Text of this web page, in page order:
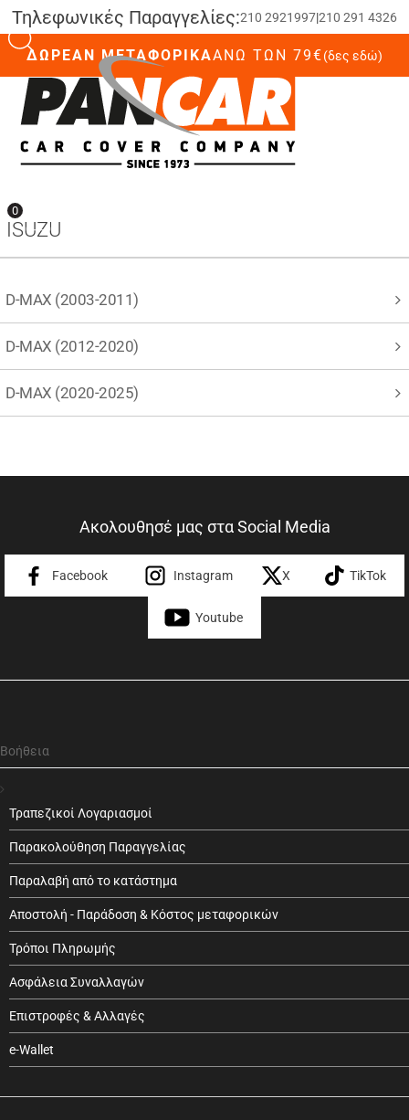
Τηλεφωνικές Παραγγελίες:210 2921997|210 291 4326
ΔΩΡΕΑΝ ΜΕΤΑΦΟΡΙΚΑΆΝΩ ΤΩΝ 79€(δες εδώ)
0
ISUZU
D-MAX (2003-2011)
D-MAX (2012-2020)
D-MAX (2020-2025)
Ακολουθησέ μας στα Social Media
Facebook Instagram X TikTok
Youtube
Βοήθεια
Τραπεζικοί Λογαριασμοί
Παρακολούθηση Παραγγελίας
Παραλαβή από το κατάστημα
Αποστολή - Παράδοση & Κόστος μεταφορικών
Τρόποι Πληρωμής
Ασφάλεια Συναλλαγών
Επιστροφές & Αλλαγές
e-Wallet